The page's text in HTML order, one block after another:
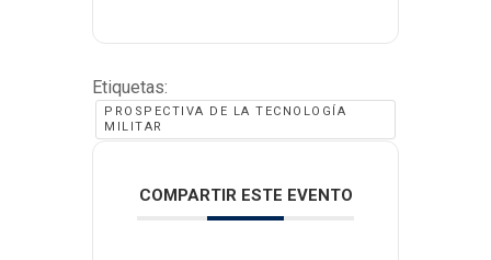
Etiquetas:
PROSPECTIVA DE LA TECNOLOGÍA
MILITAR
COMPARTIR ESTE EVENTO